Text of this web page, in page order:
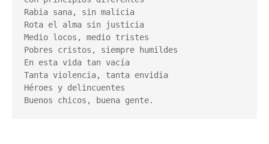
Rabia sana, sin malicia
Rota el alma sin justicia
Medio locos, medio tristes
Pobres cristos, siempre humildes
En esta vida tan vacía
Tanta violencia, tanta envidia
Héroes y delincuentes
Buenos chicos, buena gente.